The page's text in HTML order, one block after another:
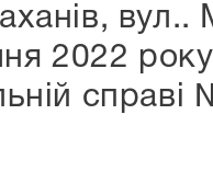
вул..
2022